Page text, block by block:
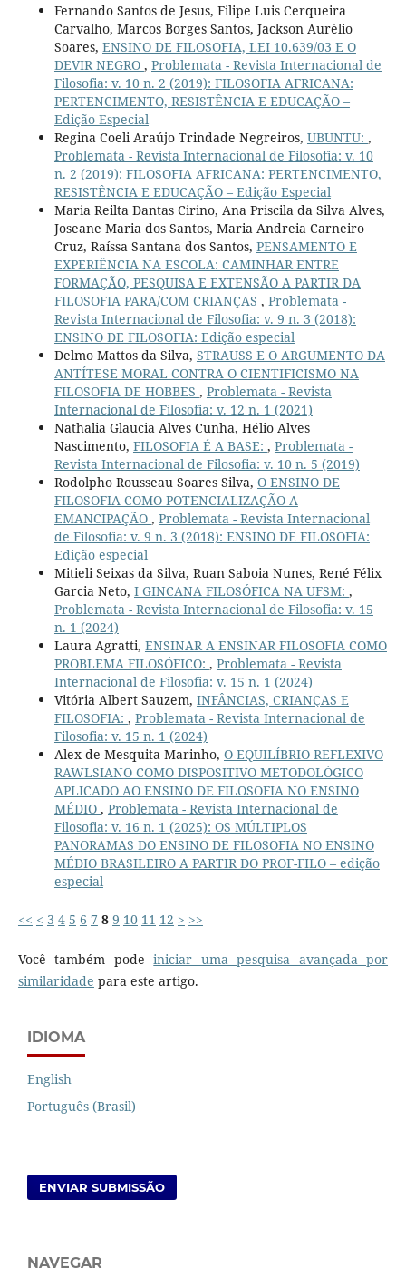
Fernando Santos de Jesus, Filipe Luis Cerqueira
Carvalho, Marcos Borges Santos, Jackson Aurélio
Soares, ENSINO DE FILOSOFIA, LEI 10.639/03 E O
DEVIR NEGRO , Problemata - Revista Internacional de
Filosofia: v. 10 n. 2 (2019): FILOSOFIA AFRICANA:
PERTENCIMENTO, RESISTÊNCIA E EDUCAÇÃO –
Edição Especial
Regina Coeli Araújo Trindade Negreiros, UBUNTU: ,
Problemata - Revista Internacional de Filosofia: v. 10
n. 2 (2019): FILOSOFIA AFRICANA: PERTENCIMENTO,
RESISTÊNCIA E EDUCAÇÃO – Edição Especial
Maria Reilta Dantas Cirino, Ana Priscila da Silva Alves,
Joseane Maria dos Santos, Maria Andreia Carneiro
Cruz, Raíssa Santana dos Santos, PENSAMENTO E
EXPERIÊNCIA NA ESCOLA: CAMINHAR ENTRE
FORMAÇÃO, PESQUISA E EXTENSÃO A PARTIR DA
FILOSOFIA PARA/COM CRIANÇAS , Problemata -
Revista Internacional de Filosofia: v. 9 n. 3 (2018):
ENSINO DE FILOSOFIA: Edição especial
Delmo Mattos da Silva, STRAUSS E O ARGUMENTO DA
ANTÍTESE MORAL CONTRA O CIENTIFICISMO NA
FILOSOFIA DE HOBBES , Problemata - Revista
Internacional de Filosofia: v. 12 n. 1 (2021)
Nathalia Glaucia Alves Cunha, Hélio Alves
Nascimento, FILOSOFIA É A BASE: , Problemata -
Revista Internacional de Filosofia: v. 10 n. 5 (2019)
Rodolpho Rousseau Soares Silva, O ENSINO DE
FILOSOFIA COMO POTENCIALIZAÇÃO A
EMANCIPAÇÃO , Problemata - Revista Internacional
de Filosofia: v. 9 n. 3 (2018): ENSINO DE FILOSOFIA:
Edição especial
Mitieli Seixas da Silva, Ruan Saboia Nunes, René Félix
Garcia Neto, I GINCANA FILOSÓFICA NA UFSM: ,
Problemata - Revista Internacional de Filosofia: v. 15
n. 1 (2024)
Laura Agratti, ENSINAR A ENSINAR FILOSOFIA COMO
PROBLEMA FILOSÓFICO: , Problemata - Revista
Internacional de Filosofia: v. 15 n. 1 (2024)
Vitória Albert Sauzem, INFÂNCIAS, CRIANÇAS E
FILOSOFIA: , Problemata - Revista Internacional de
Filosofia: v. 15 n. 1 (2024)
Alex de Mesquita Marinho, O EQUILÍBRIO REFLEXIVO
RAWLSIANO COMO DISPOSITIVO METODOLÓGICO
APLICADO AO ENSINO DE FILOSOFIA NO ENSINO
MÉDIO , Problemata - Revista Internacional de
Filosofia: v. 16 n. 1 (2025): OS MÚLTIPLOS
PANORAMAS DO ENSINO DE FILOSOFIA NO ENSINO
MÉDIO BRASILEIRO A PARTIR DO PROF-FILO – edição
especial
<< < 3 4 5 6 7 8 9 10 11 12 > >>
Você também podeiniciar uma pesquisa avançada por
similaridade para este artigo.
IDIOMA
English
Português (Brasil)
ENVIAR SUBMISSÃO
NAVEGAR